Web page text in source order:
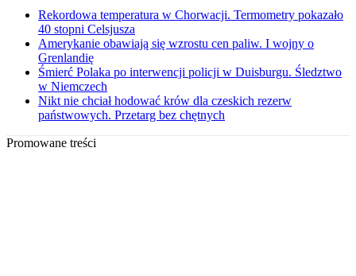
Rekordowa temperatura w Chorwacji. Termometry pokazało
40 stopni Celsjusza
Amerykanie obawiają się wzrostu cen paliw. I wojny o
Grenlandię
Śmierć Polaka po interwencji policji w Duisburgu. Śledztwo
w Niemczech
Nikt nie chciał hodować krów dla czeskich rezerw
państwowych. Przetarg bez chętnych
Promowane treści